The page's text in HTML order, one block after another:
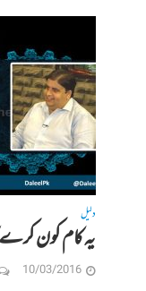
دلیل
یہ کام کون کرے
10/03/2016